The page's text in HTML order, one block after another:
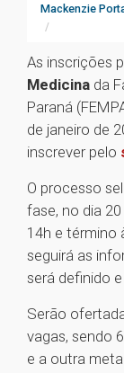
Mackenzie
As inscrições
Medicina da
Paraná
de janeiro de
inscrever pelo
O processo
fase, no dia
14h e término
seguirá as
será definido
Serão
vagas, sendo
e a outra